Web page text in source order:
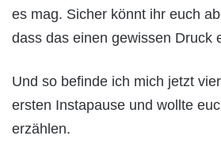
es mag. Sicher könnt ihr euch
dass das einen gewissen Druck
Und so befinde ich mich jetzt
ersten Instapause und wollte
erzählen.